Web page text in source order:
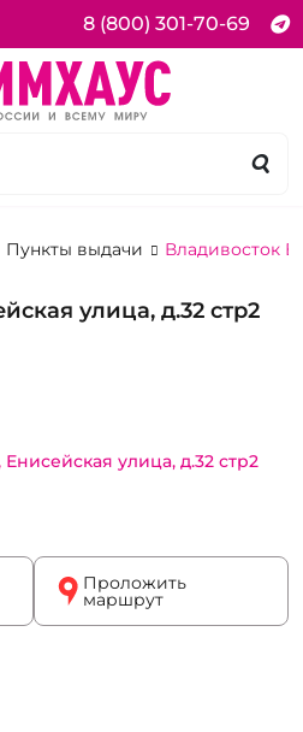
8 (800) 301-70-69
Пункты выдачи Владивосток
улица, д.32 стр2
улица, д.32 стр2
Проложить
маршрут